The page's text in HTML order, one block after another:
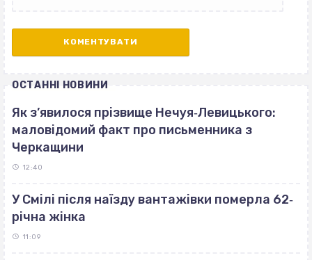
ОСТАННІ НОВИНИ
Як з’явилося прізвище Нечуя‐Левицького:
маловідомий факт про письменника з
Черкащини
12:40
У Смілі після наїзду вантажівки померла 62‐
річна жінка
11:09